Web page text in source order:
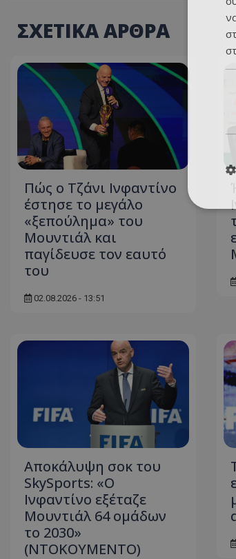
ΣΧΕΤΙΚΑ ΑΡΘΡΑ
Πώς ο Τζάνι Ινφαντίνο
έστησε το μεγάλο
«ξεπούλημα» του
Μουντιάλ και
παγίδευσε τον εαυτό
του
02.08.2026 - 13:51
Αποκάλυψη σοκ του
SkySports: «O
Ινφαντίνο εξέταζε
Μουντιάλ 64 ομάδων
το 2030»
(ΝΤΟΚΟΥΜΕΝΤΟ)